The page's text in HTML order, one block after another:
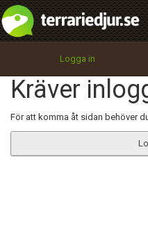
Logga in
Kräver
För att komma åt sidan behöver
integritetspolicy
Namn:
Epost:
Begär nytt lösenord